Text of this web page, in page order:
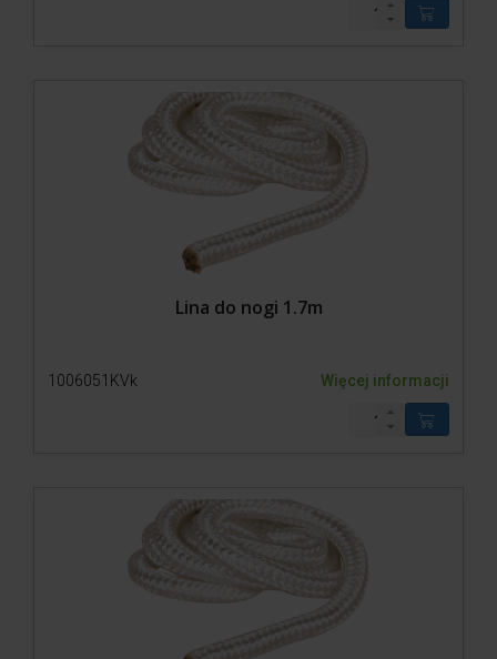
Lina do nogi 1.7m
1006051KVk Więcej informacji